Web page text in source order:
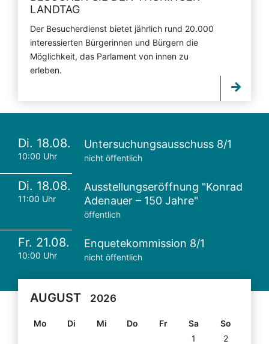
LANDTAG
Der Besucherdienst bietet jährlich rund 20.000
interessierten Bürgerinnen und Bürgern die
Möglichkeit, das Parlament von innen zu
erleben.
Di. 18.08.
10:00 Uhr
Untersuchungsausschuss 8/1
nicht öffentlich
Di. 18.08.
11:00 Uhr
Ausstellungseröffnung "Konrad
Adenauer – 150 Jahre"
öffentlich
Fr. 21.08.
10:00 Uhr
Enquetekommission 8/1
nicht öffentlich
AUGUST 2026
Mo Di Mi Do Fr Sa
So
1
2